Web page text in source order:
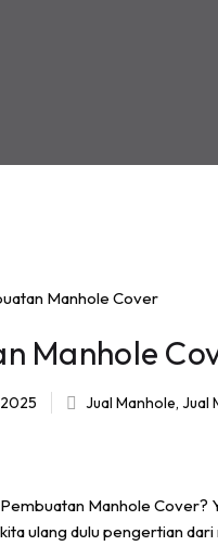
Manhole
Jual Manhole, Jual
Manhole
ulang dulu pengertian